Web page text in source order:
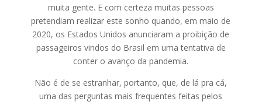
muita gente. E com certeza muitas pessoas
pretendiam realizar este sonho quando, em maio de
2020, os Estados Unidos anunciaram a proibição de
passageiros vindos do Brasil em uma tentativa de
conter o avanço da pandemia.
Não é de se estranhar, portanto, que, de lá pra cá,
uma das perguntas mais frequentes feitas pelos